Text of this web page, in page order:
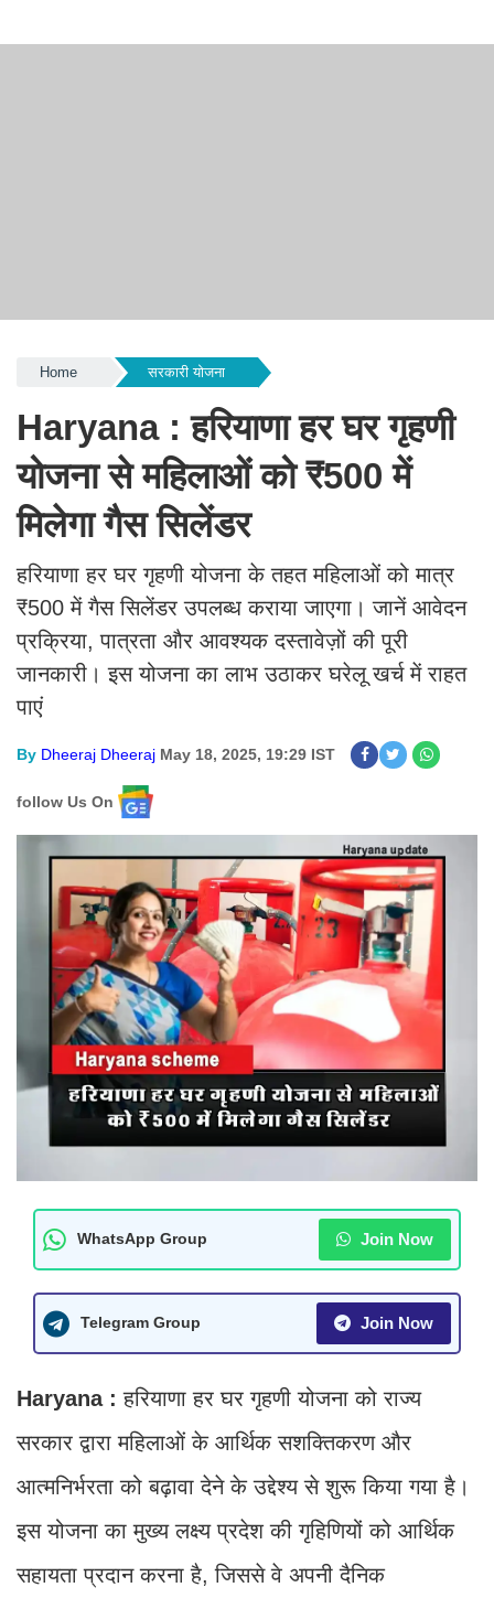
Home सरकारी योजना
Haryana : हरियाणा हर घर गृहणी
योजना से महिलाओं को ₹500 में
मिलेगा गैस सिलेंडर
हरियाणा हर घर गृहणी योजना के तहत महिलाओं को मात्र
₹500 में गैस सिलेंडर उपलब्ध कराया जाएगा। जानें आवेदन
प्रक्रिया, पात्रता और आवश्यक दस्तावेज़ों की पूरी
जानकारी। इस योजना का लाभ उठाकर घरेलू खर्च में राहत
पाएं
By Dheeraj Dheeraj May 18, 2025, 19:29 IST
follow Us On
WhatsApp Group Join Now
Telegram Group Join Now
Haryana : हरियाणा हर घर गृहणी योजना को राज्य
सरकार द्वारा महिलाओं के आर्थिक सशक्तिकरण और
आत्मनिर्भरता को बढ़ावा देने के उद्देश्य से शुरू किया गया है।
इस योजना का मुख्य लक्ष्य प्रदेश की गृहिणियों को आर्थिक
सहायता प्रदान करना है, जिससे वे अपनी दैनिक